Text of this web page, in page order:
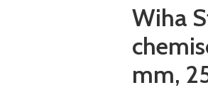
Wiha
mm,